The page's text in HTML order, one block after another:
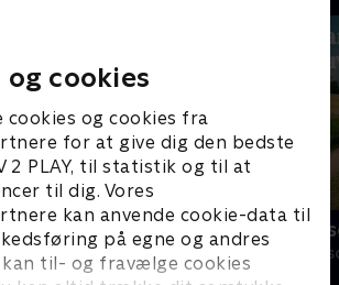
cookies
cookies og cookies fra
for at give dig den bedste
2 PLAY, til statistik og til at
til dig. Vores
kan anvende cookie-data til
på egne og andres
til- og fravælge cookies
Landmand
Reality • 13